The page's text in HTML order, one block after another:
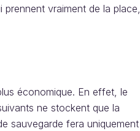
vraiment de la place,
économique. En effet, le
ne stockent que la
sauvegarde fera uniquement